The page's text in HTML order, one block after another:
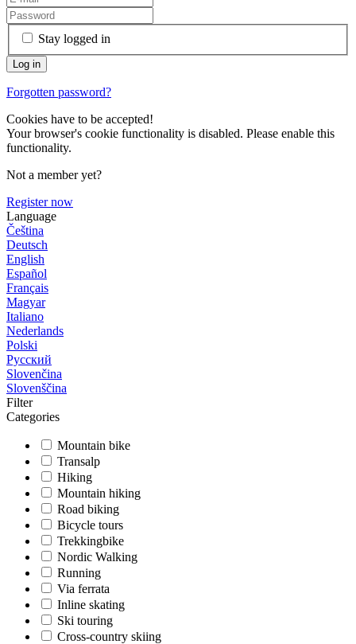
Stay logged in
Forgotten password?
Cookies have to be accepted!
Your browser's cookie functionality is disabled. Please enable this
functionality.
Not a member yet?
Register now
Language
Čeština
Deutsch
English
Español
Français
Magyar
Italiano
Nederlands
Polski
Русский
Slovenčina
Slovenščina
Filter
Categories
Mountain bike
Transalp
Hiking
Mountain hiking
Road biking
Bicycle tours
Trekkingbike
Nordic Walking
Running
Via ferrata
Inline skating
Ski touring
Cross-country skiing